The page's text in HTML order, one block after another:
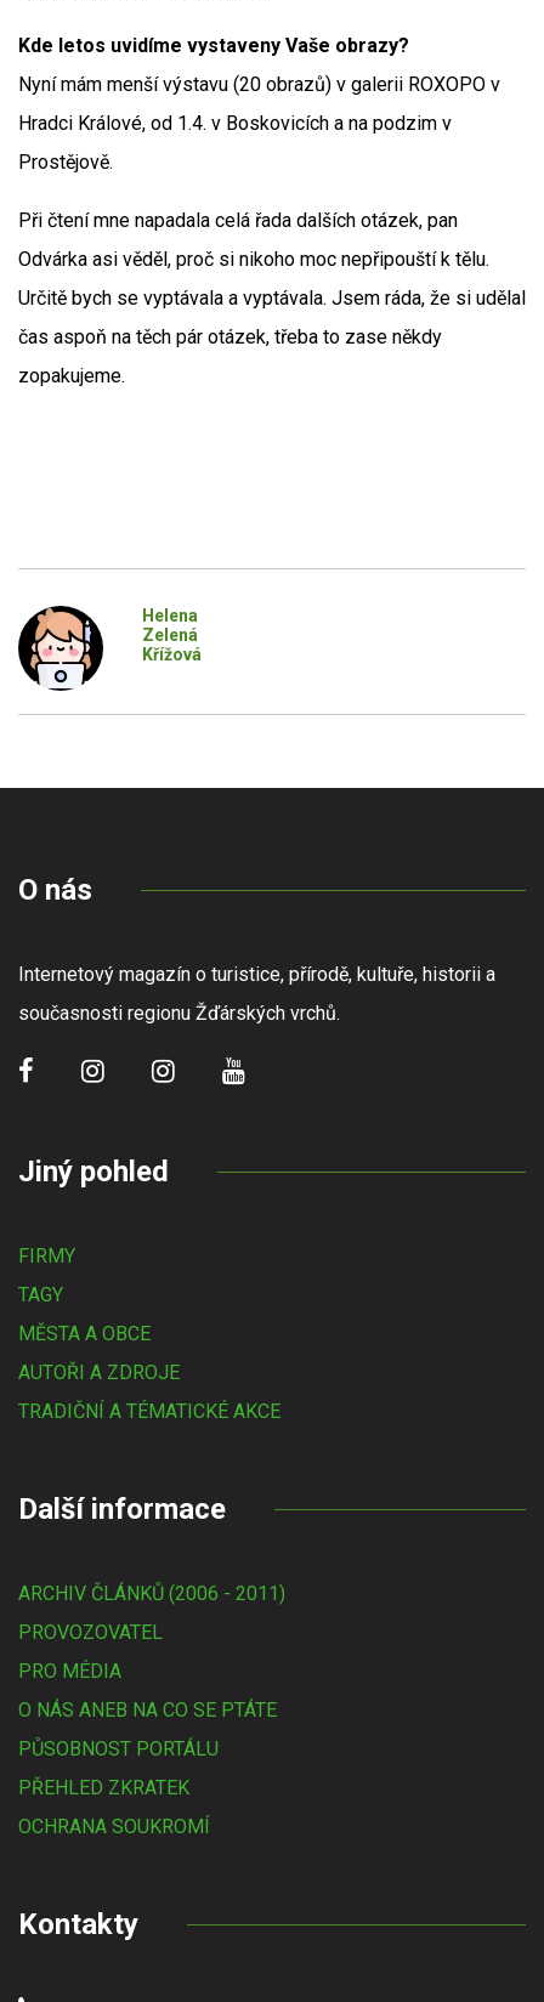
Kde letos uvidíme vystaveny Vaše obrazy?
Nyní mám menší výstavu (20 obrazů) v galerii ROXOPO v
Hradci Králové, od 1.4. v Boskovicích a na podzim v
Prostějově.
Při čtení mne napadala celá řada dalších otázek, pan
Odvárka asi věděl, proč si nikoho moc nepřipouští k tělu.
Určitě bych se vyptávala a vyptávala. Jsem ráda, že si udělal
čas aspoň na těch pár otázek, třeba to zase někdy
zopakujeme.
Helena
Zelená
Křížová
O nás
Internetový magazín o turistice, přírodě, kultuře, historii a
současnosti regionu Žďárských vrchů.
Jiný pohled
FIRMY
TAGY
MĚSTA A OBCE
AUTOŘI A ZDROJE
TRADIČNÍ A TÉMATICKÉ AKCE
Další informace
ARCHIV ČLÁNKŮ (2006 - 2011)
PROVOZOVATEL
PRO MÉDIA
O NÁS ANEB NA CO SE PTÁTE
PŮSOBNOST PORTÁLU
PŘEHLED ZKRATEK
OCHRANA SOUKROMÍ
Kontakty